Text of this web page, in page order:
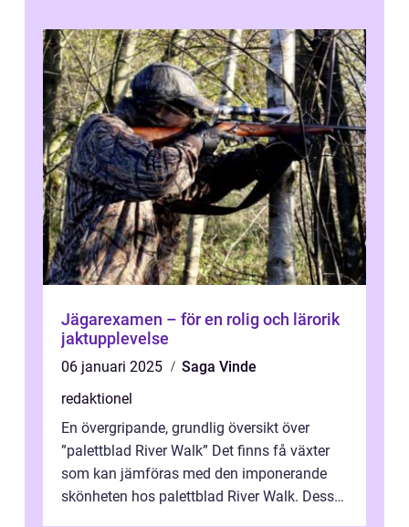
Jägarexamen – för en rolig och lärorik
jaktupplevelse
06 januari 2025
Saga Vinde
redaktionel
En övergripande, grundlig översikt över
”palettblad River Walk” Det finns få växter
som kan jämföras med den imponerande
skönheten hos palettblad River Walk. Dess